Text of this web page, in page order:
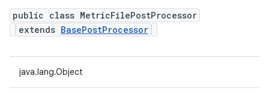
public class MetricFilePostProcessor
extends BasePostProcessor
java.lang.Object